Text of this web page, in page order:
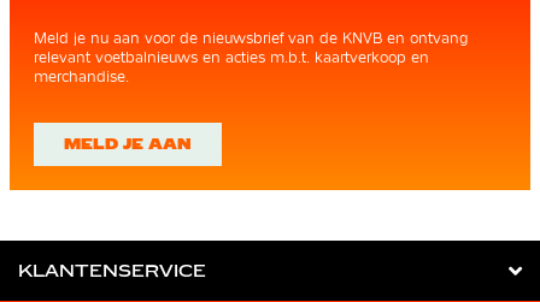
Meld je nu aan voor de nieuwsbrief van de KNVB en ontvang
relevant voetbalnieuws en acties m.b.t. kaartverkoop en
merchandise.
MELD JE AAN
KLANTENSERVICE